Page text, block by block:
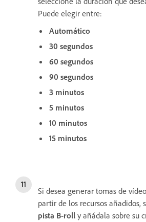
Puede elegir entre:
Automático
30 segundos
60 segundos
90 segundos
3 minutos
5 minutos
10 minutos
15 minutos
Si desea generar tomas de
partir de los recursos añadidos,
pista B-roll y añádala sobre su